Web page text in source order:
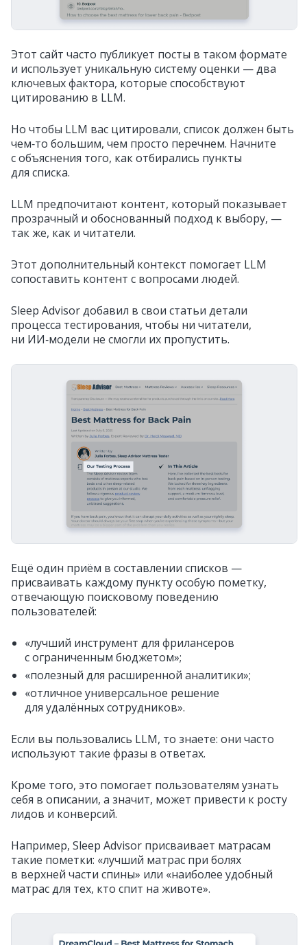
Этот сайт часто публикует посты в таком формате
и использует уникальную систему оценки — два
ключевых фактора, которые способствуют
цитированию в LLM.
Но чтобы LLM вас цитировали, список должен быть
чем‑то большим, чем просто перечнем. Начните
с объяснения того, как отбирались пункты
для списка.
LLM предпочитают контент, который показывает
прозрачный и обоснованный подход к выбору, —
так же, как и читатели.
Этот дополнительный контекст помогает LLM
сопоставить контент с вопросами людей.
Sleep Advisor добавил в свои статьи детали
процесса тестирования, чтобы ни читатели,
ни ИИ‑модели не смогли их пропустить.
Ещё один приём в составлении списков —
присваивать каждому пункту особую пометку,
отвечающую поисковому поведению
пользователей:
«лучший инструмент для фрилансеров
с ограниченным бюджетом»;
«полезный для расширенной аналитики»;
«отличное универсальное решение
для удалённых сотрудников».
Если вы пользовались LLM, то знаете: они часто
используют такие фразы в ответах.
Кроме того, это помогает пользователям узнать
себя в описании, а значит, может привести к росту
лидов и конверсий.
Например, Sleep Advisor присваивает матрасам
такие пометки: «лучший матрас при болях
в верхней части спины» или «наиболее удобный
матрас для тех, кто спит на животе».